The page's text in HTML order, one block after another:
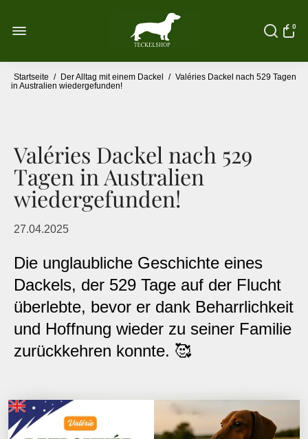
0
Startseite / Der Alltag mit einem Dackel / Valéries Dackel nach 529 Tagen
in Australien wiedergefunden!
Valéries Dackel nach 529
Tagen in Australien
wiedergefunden!
27.04.2025
Die unglaubliche Geschichte eines
Dackels, der 529 Tage auf der Flucht
überlebte, bevor er dank Beharrlichkeit
und Hoffnung wieder zu seiner Familie
zurückkehren konnte. 🥰